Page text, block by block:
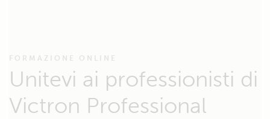
FORMAZIONE ONLINE
Unitevi ai professionisti di
Victron Professional